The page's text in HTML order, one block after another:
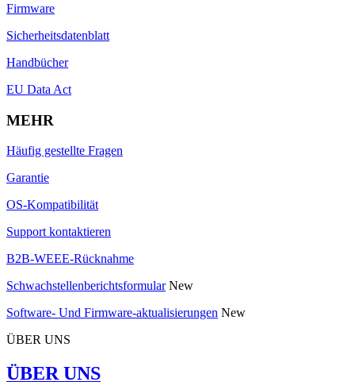
Firmware
Sicherheitsdatenblatt
Handbücher
EU Data Act
MEHR
Häufig gestellte Fragen
Garantie
OS-Kompatibilität
Support kontaktieren
B2B-WEEE-Rücknahme
Schwachstellenberichtsformular New
Software- Und Firmware-aktualisierungen New
ÜBER UNS
ÜBER UNS